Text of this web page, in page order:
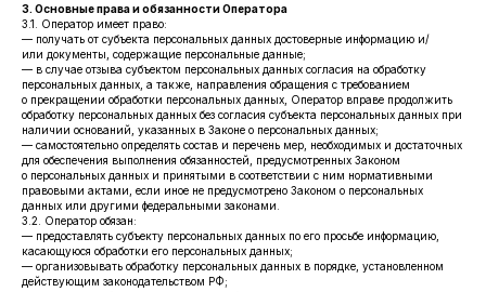
3. Основные права и обязанности Оператора
3.1. Оператор имеет право:
— получать от субъекта персональных данных достоверные информацию и/
или документы, содержащие персональные данные;
— в случае отзыва субъектом персональных данных согласия на обработку
персональных данных, а также, направления обращения с требованием
о прекращении обработки персональных данных, Оператор вправе продолжить
обработку персональных данных без согласия субъекта персональных данных при
наличии оснований, указанных в Законе о персональных данных;
— самостоятельно определять состав и перечень мер, необходимых и достаточных
для обеспечения выполнения обязанностей, предусмотренных Законом
о персональных данных и принятыми в соответствии с ним нормативными
правовыми актами, если иное не предусмотрено Законом о персональных
данных или другими федеральными законами.
3.2. Оператор обязан:
— предоставлять субъекту персональных данных по его просьбе информацию,
касающуюся обработки его персональных данных;
— организовывать обработку персональных данных в порядке, установленном
действующим законодательством РФ;